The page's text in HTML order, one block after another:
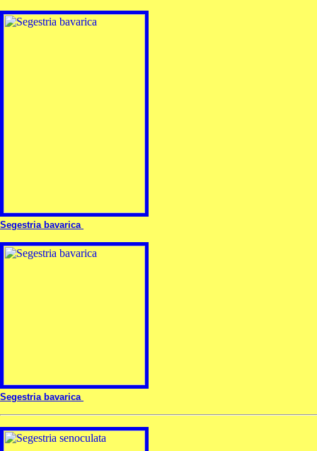
Segestria bavarica
Segestria bavarica